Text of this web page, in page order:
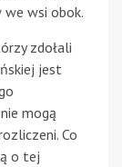
wsi obok.
zdołali
jest
mogą
Co
o tej